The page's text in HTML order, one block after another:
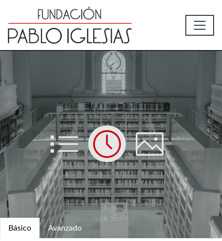
List Time Picture
Básico Avanzado